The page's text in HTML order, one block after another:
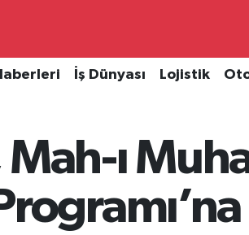
İş Dünyası Lojistik
ı